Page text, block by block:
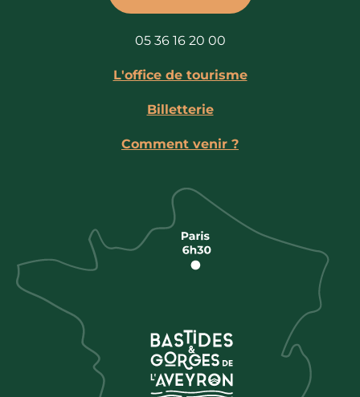
05 36 16 20 00
L'office de tourisme
Billetterie
Comment venir ?